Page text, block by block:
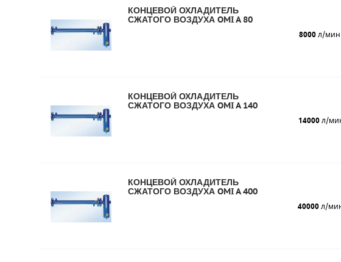
КОНЦЕВОЙ ОХЛАДИТЕЛЬ
СЖАТОГО ВОЗДУХА OMI A 80
8000л/мин
КОНЦЕВОЙ ОХЛАДИТЕЛЬ
СЖАТОГО ВОЗДУХА OMI A 140
14000л/
КОНЦЕВОЙ ОХЛАДИТЕЛЬ
СЖАТОГО ВОЗДУХА OMI A 400
40000л/